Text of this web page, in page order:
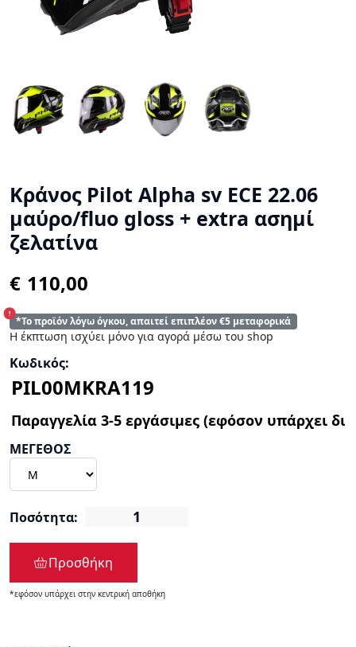
Κράνος Pilot Alpha sv ECE 22.06
μαύρο/fluo gloss + extra ασημί
ζελατίνα
€
*Το προϊόν λόγω όγκου, απαιτεί επιπλέον €5 μεταφορικά
!
Η έκπτωση ισχύει μόνο για αγορά μέσω του shop
Κωδικός:
ΜΕΓΕΘΟΣ
Ποσότητα:
Προσθήκη
*εφόσον υπάρχει στην κεντρική αποθήκη